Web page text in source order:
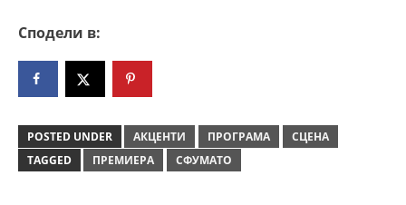
Сподели в:
POSTED UNDER АКЦЕНТИ ПРОГРАМА
СЦЕНА
TAGGED
ПРЕМИЕРА СФУМАТО